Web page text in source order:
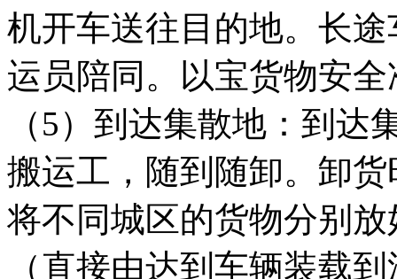
机开车送往目的地。长
运员陪同。以宝货物安
（5）到达集散地：到
搬运工，随到随卸。卸
将不同城区的货物分别
（直接由达到车辆装载